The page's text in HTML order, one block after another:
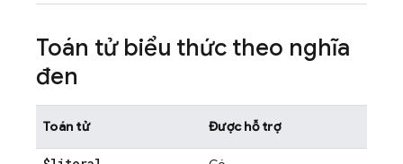
Toán tử biểu thức theo nghĩa
đen
Toán tử Được hỗ trợ